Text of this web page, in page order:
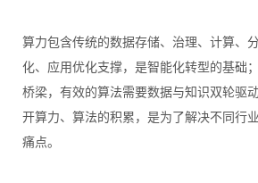
算力包含传统的数据存储、治理、计算、
化、应用优化支撑，是智能化转型的基础
桥梁，有效的算法需要数据与知识双轮驱
开算力、算法的积累，是为了解决不同行
痛点。